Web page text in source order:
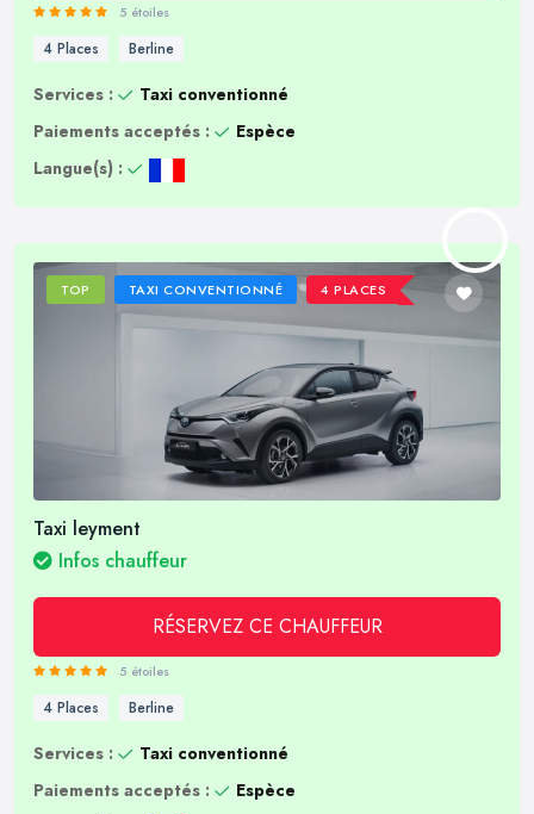
5 étoiles
4 Places Berline
Services :
Taxi conventionné
Paiements acceptés :
Espèce
Langue(s) :
TOP TAXI CONVENTIONNÉ 4 PLACES
Taxi leyment
Infos chauffeur
RÉSERVEZ CE CHAUFFEUR
5 étoiles
4 Places Berline
Services :
Taxi conventionné
Paiements acceptés :
Espèce